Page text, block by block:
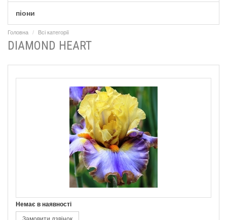
піони
Головна Всі категорії
DIAMOND HEART
Немає в наявності